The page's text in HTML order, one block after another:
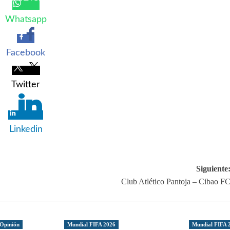
Whatsapp
Facebook
Twitter
Linkedin
Siguiente:
Club Atlético Pantoja – Cibao FC
Opinión Mundial FIFA 2026 Mundial FIFA